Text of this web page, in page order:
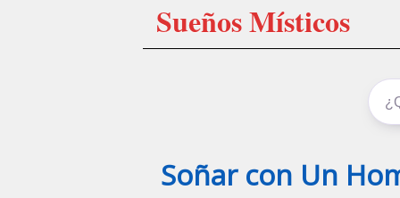
Sueños Místicos
Soñar con Un